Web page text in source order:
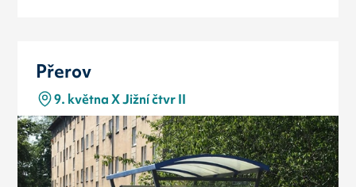
Přerov
9. května X Jižní čtvr II